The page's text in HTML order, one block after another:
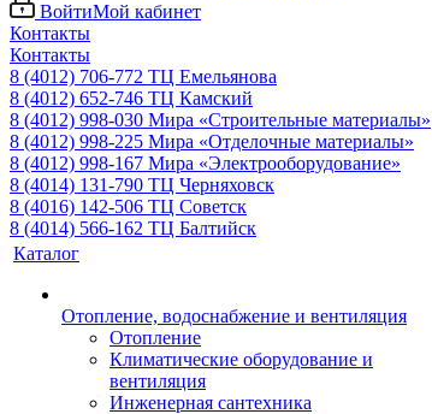
ВойтиМой кабинет
Контакты
Контакты
8 (4012) 706-772 ТЦ Емельянова
8 (4012) 652-746 ТЦ Камский
8 (4012) 998-030 Мира «Строительные материалы»
8 (4012) 998-225 Мира «Отделочные материалы»
8 (4012) 998-167 Мира «Электрооборудование»
8 (4014) 131-790 ТЦ Черняховск
8 (4016) 142-506 ТЦ Советск
8 (4014) 566-162 ТЦ Балтийск
Каталог
Отопление, водоснабжение и вентиляция
Отопление
Климатические оборудование и
вентиляция
Инженерная сантехника